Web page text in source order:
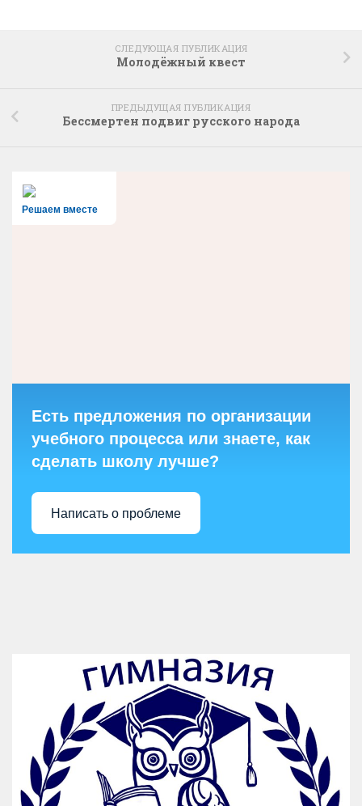
СЛЕДУЮЩАЯ ПУБЛИКАЦИЯ
Молодёжный квест
ПРЕДЫДУЩАЯ ПУБЛИКАЦИЯ
Бессмертен подвиг русского народа
Решаем вместе
Есть предложения по организации
учебного процесса или знаете, как
сделать школу лучше?
Написать о проблеме